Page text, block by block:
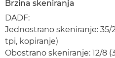
Brzina skeniranja
DADF:
Jednostrano skeniranje: 35/
tpi, kopiranje)
Obostrano skeniranje: 12/8